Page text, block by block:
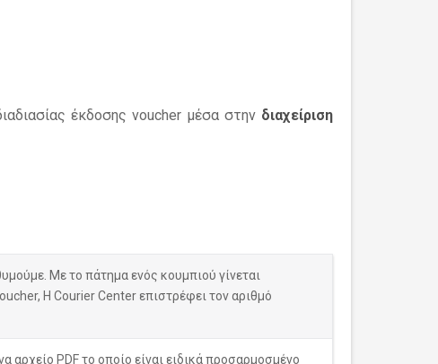
έκδοσης voucher μέσα στην διαχείριση
Με το πάτημα ενός κουμπιού γίνεται
Η Courier Center επιστρέφει τον αριθμό
αρχείο PDF το οποίο είναι ειδικά προσαρμοσμένο